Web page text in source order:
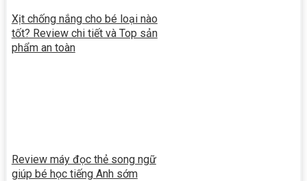
Xịt chống nắng cho bé loại nào
tốt? Review chi tiết và Top sản
phẩm an toàn
Review máy đọc thẻ song ngữ
giúp bé học tiếng Anh sớm